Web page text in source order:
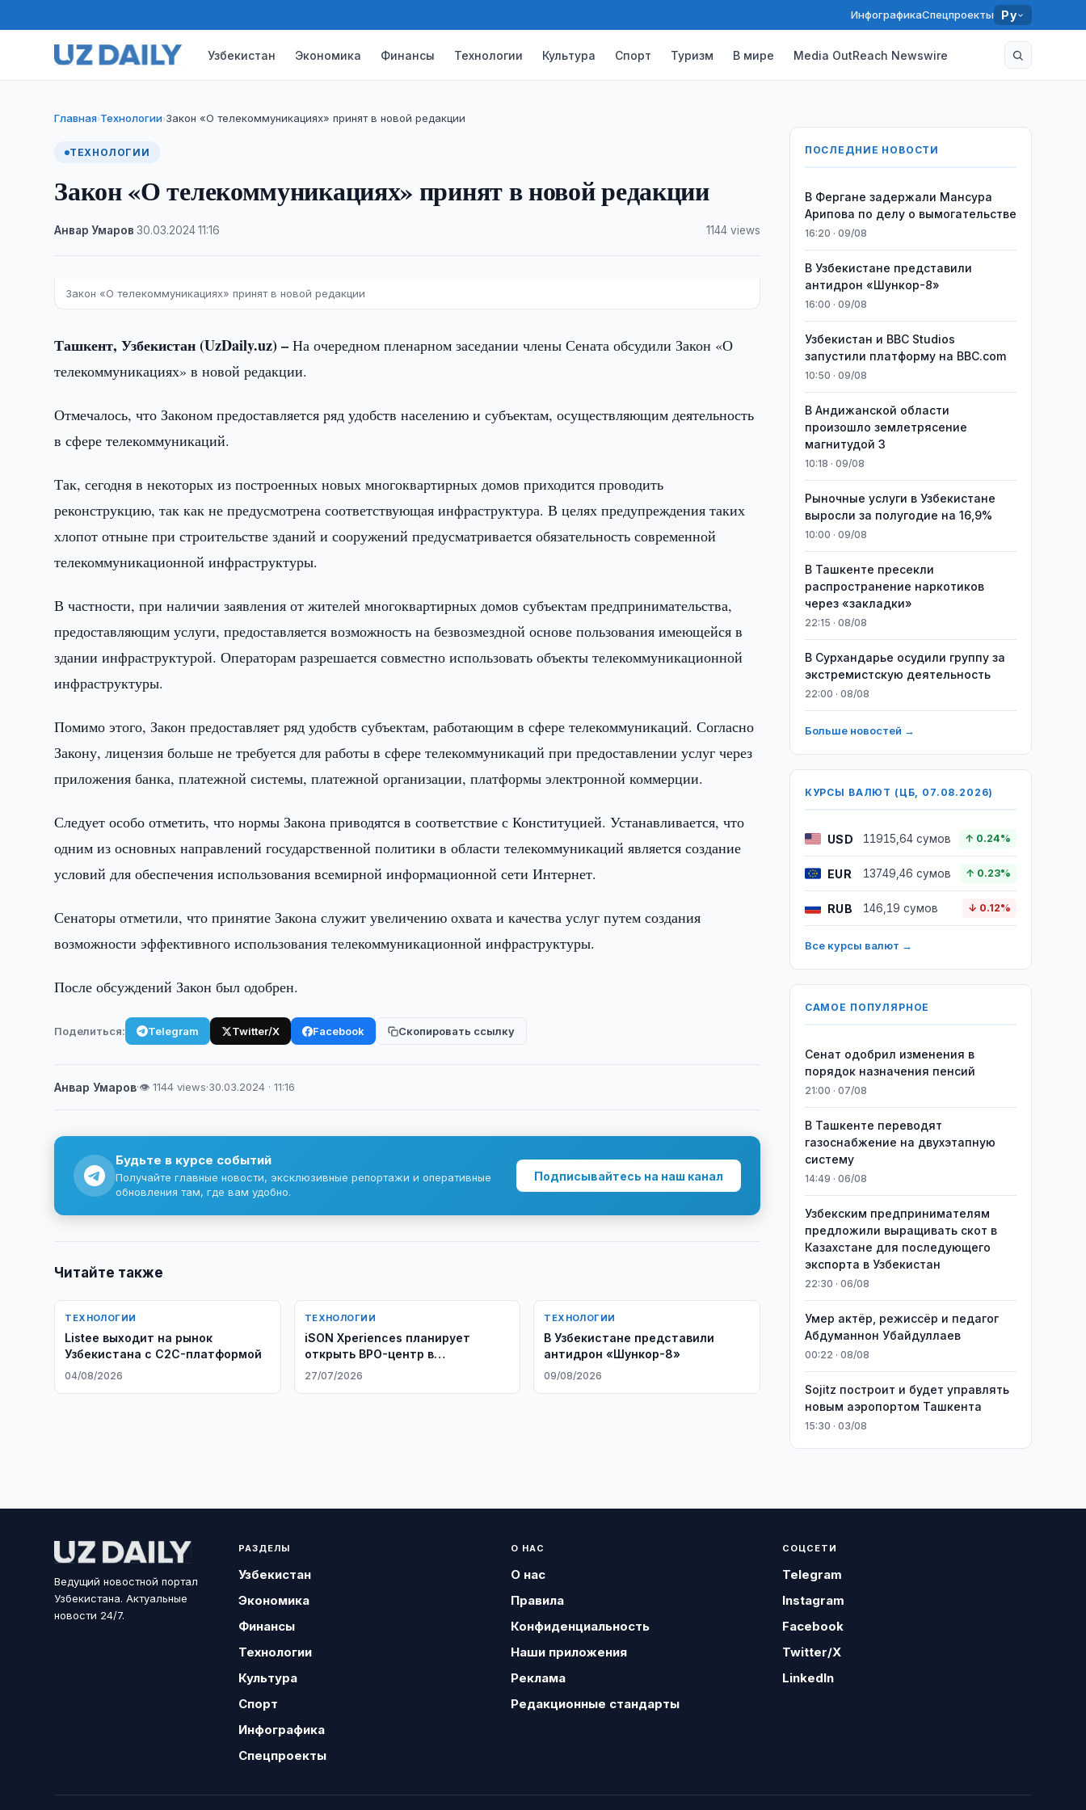
ИнфографикаСпецпроекты Ру
Узбекистан Экономика Финансы Технологии Культура Спорт Туризм В мире Media OutReach Newswire
Главная›Технологии›Закон «О телекоммуникациях» принят в новой редакции
ТЕХНОЛОГИИ
Закон «О телекоммуникациях» принят в новой редакции
Анвар Умаров ·30.03.2024·11:16 1144 views
Закон «О телекоммуникациях» принят в новой редакции
Ташкент, Узбекистан (UzDaily.uz) –На очередном пленарном заседании члены Сената обсудили Закон «О
телекоммуникациях» в новой редакции.
Отмечалось, что Законом предоставляется ряд удобств населению и субъектам, осуществляющим деятельность
в сфере телекоммуникаций.
Так, сегодня в некоторых из построенных новых многоквартирных домов приходится проводить
реконструкцию, так как не предусмотрена соответствующая инфраструктура. В целях предупреждения таких
хлопот отныне при строительстве зданий и сооружений предусматривается обязательность современной
телекоммуникационной инфраструктуры.
В частности, при наличии заявления от жителей многоквартирных домов субъектам предпринимательства,
предоставляющим услуги, предоставляется возможность на безвозмездной основе пользования имеющейся в
здании инфраструктурой. Операторам разрешается совместно использовать объекты телекоммуникационной
инфраструктуры.
Помимо этого, Закон предоставляет ряд удобств субъектам, работающим в сфере телекоммуникаций. Согласно
Закону, лицензия больше не требуется для работы в сфере телекоммуникаций при предоставлении услуг через
приложения банка, платежной системы, платежной организации, платформы электронной коммерции.
Следует особо отметить, что нормы Закона приводятся в соответствие с Конституцией. Устанавливается, что
одним из основных направлений государственной политики в области телекоммуникаций является создание
условий для обеспечения использования всемирной информационной сети Интернет.
Сенаторы отметили, что принятие Закона служит увеличению охвата и качества услуг путем создания
возможности эффективного использования телекоммуникационной инфраструктуры.
После обсуждений Закон был одобрен.
Поделиться: Telegram Twitter/X Facebook Скопировать ссылку
Анвар Умаров·👁 1144 views·30.03.2024 · 11:16
Будьте в курсе событий
Получайте главные новости, эксклюзивные репортажи и оперативные
обновления там, где вам удобно.
Подписывайтесь на наш канал
Читайте также
ТЕХНОЛОГИИ
Listee выходит на рынок
Узбекистана с C2C-платформой
04/08/2026
ТЕХНОЛОГИИ
iSON Xperiences планирует
открыть BPO-центр в
Узбекистане
27/07/2026
ТЕХНОЛОГИИ
В Узбекистане представили
антидрон «Шункор-8»
09/08/2026
ПОСЛЕДНИЕ НОВОСТИ
В Фергане задержали Мансура
Арипова по делу о вымогательстве
16:20 · 09/08
В Узбекистане представили
антидрон «Шункор-8»
16:00 · 09/08
Узбекистан и BBC Studios
запустили платформу на BBC.com
10:50 · 09/08
В Андижанской области
произошло землетрясение
магнитудой 3
10:18 · 09/08
Рыночные услуги в Узбекистане
выросли за полугодие на 16,9%
10:00 · 09/08
В Ташкенте пресекли
распространение наркотиков
через «закладки»
22:15 · 08/08
В Сурхандарье осудили группу за
экстремистскую деятельность
22:00 · 08/08
Больше новостей →
КУРСЫ ВАЛЮТ (ЦБ, 07.08.2026)
USD 11915,64 сумов ↑ 0.24%
EUR 13749,46 сумов ↑ 0.23%
RUB 146,19 сумов ↓ 0.12%
Все курсы валют →
САМОЕ ПОПУЛЯРНОЕ
Сенат одобрил изменения в
порядок назначения пенсий
21:00 · 07/08
В Ташкенте переводят
газоснабжение на двухэтапную
систему
14:49 · 06/08
Узбекским предпринимателям
предложили выращивать скот в
Казахстане для последующего
экспорта в Узбекистан
22:30 · 06/08
Умер актёр, режиссёр и педагог
Абдуманнон Убайдуллаев
00:22 · 08/08
Sojitz построит и будет управлять
новым аэропортом Ташкента
15:30 · 03/08
Ведущий новостной портал
Узбекистана. Актуальные
новости 24/7.
РАЗДЕЛЫ
Узбекистан
Экономика
Финансы
Технологии
Культура
Спорт
Инфографика
Спецпроекты
О НАС
О нас
Правила
Конфиденциальность
Наши приложения
Реклама
Редакционные стандарты
СОЦСЕТИ
Telegram
Instagram
Facebook
Twitter/X
LinkedIn